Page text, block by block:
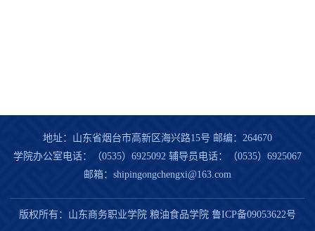
地址：山东省烟台市高新区海兴路15号 邮编：264670
学院办公室电话：（0535）6925092 辅导员电话：（0535）6925067
邮箱：shipingongchengxi@163.com
版权所有：山东商务职业学院 粮油食品学院 鲁ICP备09053622号